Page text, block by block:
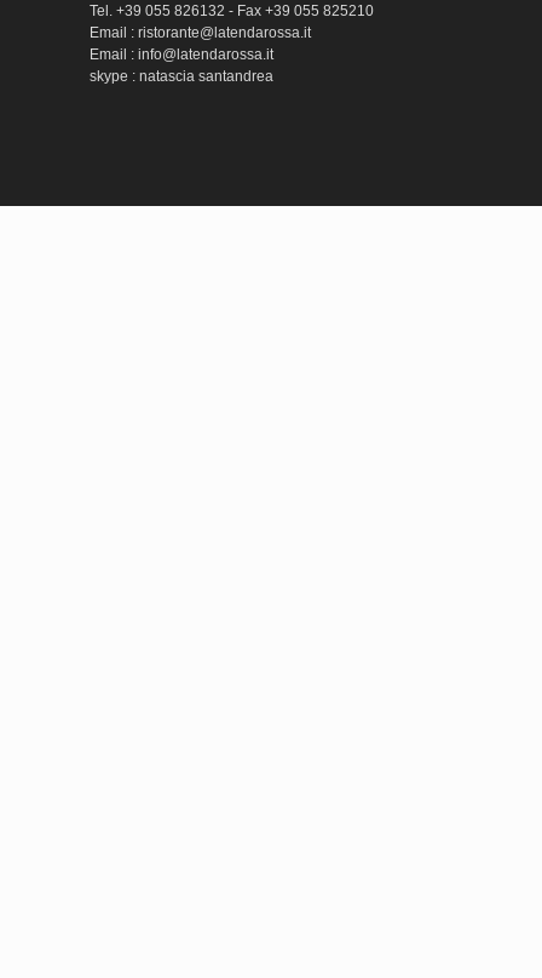
Tel. +39 055 826132 - Fax +39 055 825210
Email : ristorante@latendarossa.it
Email : info@latendarossa.it
skype : natascia santandrea